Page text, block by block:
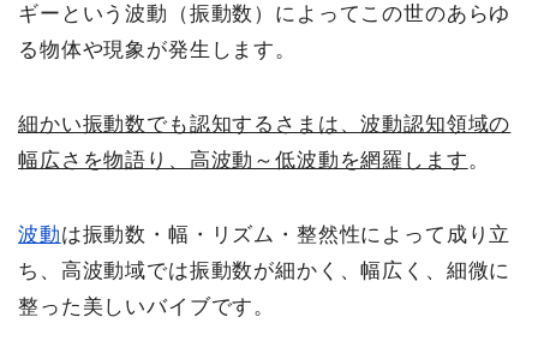
ギーという波動（振動数）によってこの世のあらゆ
る物体や現象が発生します。
細かい振動数でも認知するさまは、波動認知領域の
幅広さを物語り、高波動～低波動を網羅します 。
波動は振動数・幅・リズム・整然性によって成り立
ち、高波動域では振動数が細かく、幅広く、細微に
整った美しいバイブです。